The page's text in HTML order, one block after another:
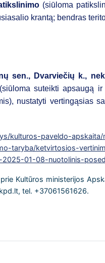
(siūloma
krantą; bendras
sen., Dvarviečių k.,
(siūloma suteikti apsaugą
nustatyti vertingąsias
kulturos-paveldo-
taryba/ketvirtosios-
01-08-nuotolinis-
Kultūros ministerijos
tel. +37061561626.